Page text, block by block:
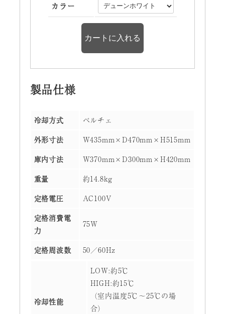
カラー
製品仕様
冷却方式
ペルチェ
外形寸法
W435mm×D470mm×H515mm
庫内寸法
W370mm×D300mm×H420mm
重量
約14.8kg
定格電圧
AC100V
定格消費電
力
75W
定格周波数 50／60Hz
冷却性能
LOW:約5℃
HIGH:約15℃
（室内温度5℃～25℃の場
合）